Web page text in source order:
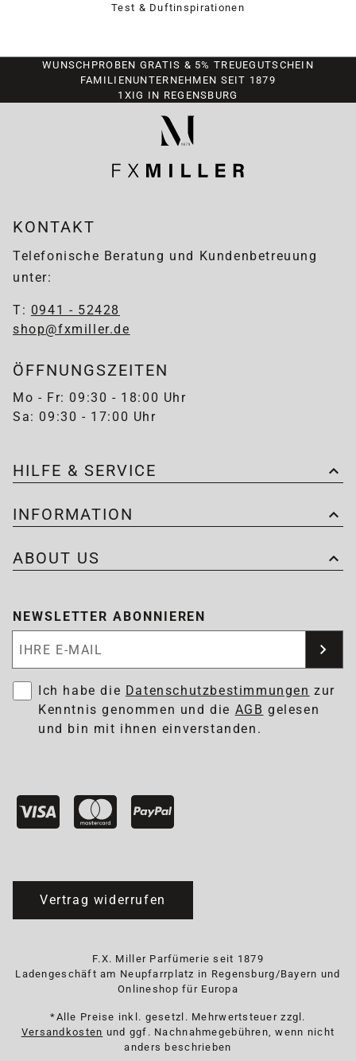
Test & Duftinspirationen
WUNSCHPROBEN GRATIS & 5% TREUEGUTSCHEIN
FAMILIENUNTERNEHMEN SEIT 1879
1XIG IN REGENSBURG
KONTAKT
Telefonische Beratung und Kundenbetreuung
unter:
T: 0941 - 52428
shop@fxmiller.de
ÖFFNUNGSZEITEN
Mo - Fr: 09:30 - 18:00 Uhr
Sa: 09:30 - 17:00 Uhr
HILFE & SERVICE
INFORMATION
ABOUT US
NEWSLETTER ABONNIEREN
Ich habe die Datenschutzbestimmungen zur
Kenntnis genommen und die AGB gelesen
und bin mit ihnen einverstanden.
Vertrag widerrufen
F.X. Miller Parfümerie seit 1879
Ladengeschäft am Neupfarrplatz in Regensburg/Bayern und
Onlineshop für Europa
*Alle Preise inkl. gesetzl. Mehrwertsteuer zzgl.
Versandkosten und ggf. Nachnahmegebühren, wenn nicht
anders beschrieben